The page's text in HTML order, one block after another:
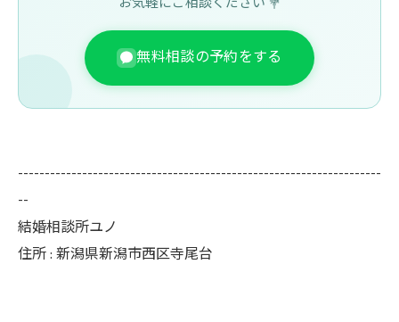
無料相談の予約をする
--------------------------------------------------------------------
--
結婚相談所ユノ
住所 : 新潟県新潟市西区寺尾台